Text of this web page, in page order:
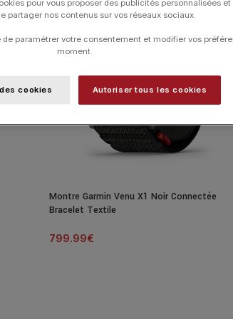
Montre Garmin Venu X1 Noir Connectée
Bracelet Textile
799.99€
pour vous proposer des publicités personnalisées et
partager nos contenus sur vos réseaux sociaux.
de paramétrer votre consentement et modifier vos
moment.
cookies Autoriser tous les cookies